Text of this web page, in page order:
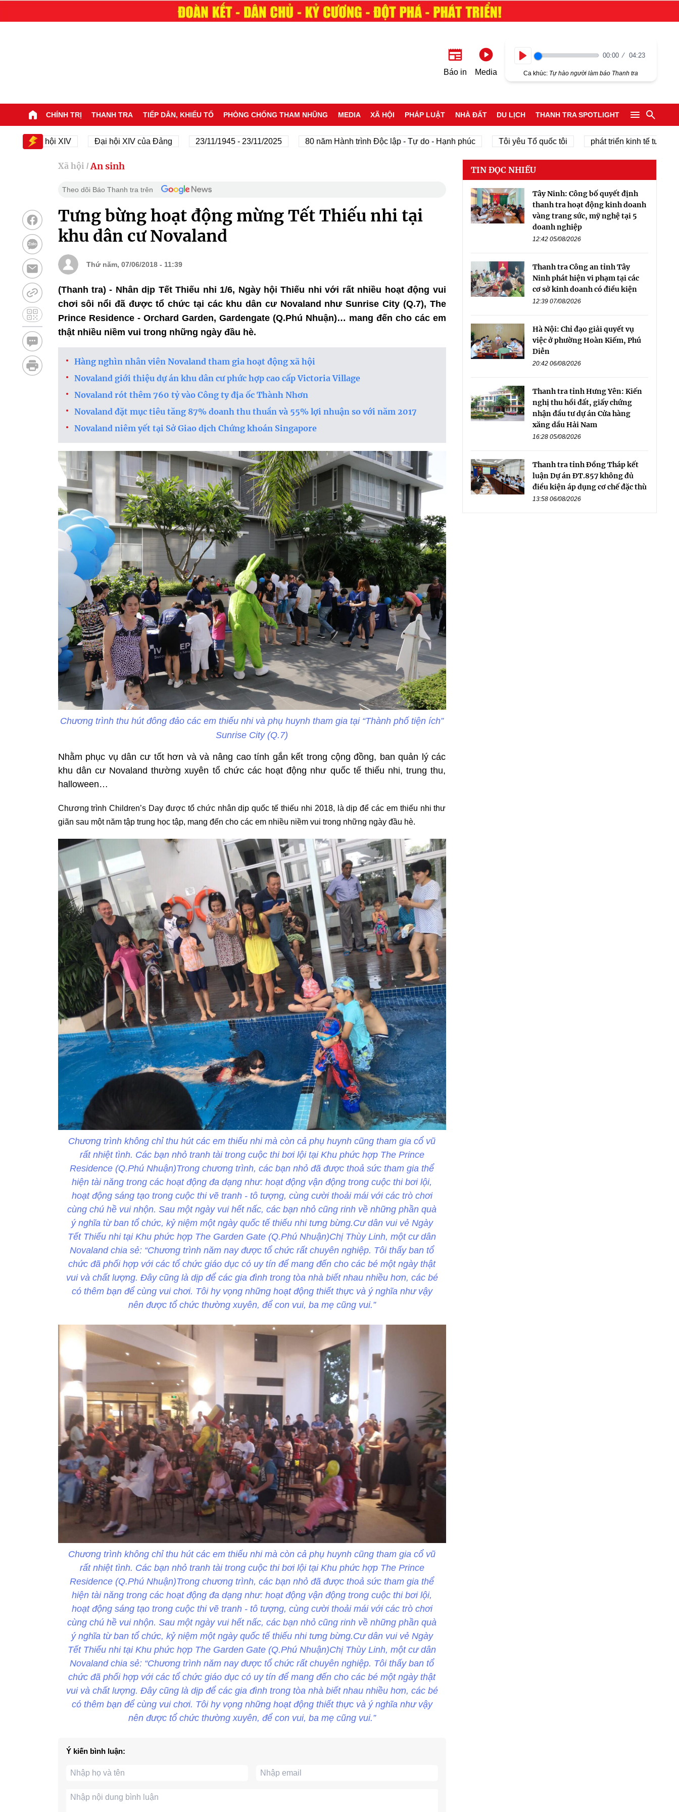
Báo in Media
00:00 04:23
Ca khúc: Tự hào người làm báo Thanh tra
CHÍNH TRỊ THANH TRA TIẾP DÂN, KHIẾU TỐ PHÒNG CHỐNG THAM NHŨNG MEDIA XÃ HỘI PHÁP LUẬT NHÀ ĐẤT DU LỊCH THANH TRA SPOTLIGHT
Đại hội XIV Đại hội XIV của Đảng 23/11/1945 - 23/11/2025 80 năm Hành trình Độc lập - Tự do - Hạnh phúc Tôi yêu Tổ quốc tôi phát triển kinh tế tư nhân
Xã hội / An sinh
Theo dõi Báo Thanh tra trên
Tưng bừng hoạt động mừng Tết Thiếu nhi tại
khu dân cư Novaland
Thứ năm, 07/06/2018 - 11:39
(Thanh tra) - Nhân dịp Tết Thiếu nhi 1/6, Ngày hội Thiếu nhi với rất nhiều hoạt động vui
chơi sôi nổi đã được tổ chức tại các khu dân cư Novaland như Sunrise City (Q.7), The
Prince Residence - Orchard Garden, Gardengate (Q.Phú Nhuận)… mang đến cho các em
thật nhiều niềm vui trong những ngày đầu hè.
Hàng nghìn nhân viên Novaland tham gia hoạt động xã hội
Novaland giới thiệu dự án khu dân cư phức hợp cao cấp Victoria Village
Novaland rót thêm 760 tỷ vào Công ty địa ốc Thành Nhơn
Novaland đặt mục tiêu tăng 87% doanh thu thuần và 55% lợi nhuận so với năm 2017
Novaland niêm yết tại Sở Giao dịch Chứng khoán Singapore
Chương trình thu hút đông đảo các em thiếu nhi và phụ huynh tham gia tại “Thành phố tiện ích”
Sunrise City (Q.7)
Nhằm phục vụ dân cư tốt hơn và và nâng cao tính gắn kết trong cộng đồng, ban quản lý các
khu dân cư Novaland thường xuyên tổ chức các hoạt động như quốc tế thiếu nhi, trung thu,
halloween…
Chương trình Children’s Day được tổ chức nhân dịp quốc tế thiếu nhi 2018, là dịp để các em thiếu nhi thư
giãn sau một năm tập trung học tập, mang đến cho các em nhiều niềm vui trong những ngày đầu hè.
Chương trình không chỉ thu hút các em thiếu nhi mà còn cả phụ huynh cũng tham gia cổ vũ
rất nhiệt tình. Các bạn nhỏ tranh tài trong cuộc thi bơi lội tại Khu phức hợp The Prince
Residence (Q.Phú Nhuận)Trong chương trình, các bạn nhỏ đã được thoả sức tham gia thể
hiện tài năng trong các hoạt động đa dạng như: hoạt động vận động trong cuộc thi bơi lội,
hoạt động sáng tạo trong cuộc thi vẽ tranh - tô tượng, cùng cười thoải mái với các trò chơi
cùng chú hề vui nhộn. Sau một ngày vui hết nấc, các bạn nhỏ cũng rinh về những phần quà
ý nghĩa từ ban tổ chức, kỷ niệm một ngày quốc tế thiếu nhi tưng bừng.Cư dân vui vẻ Ngày
Tết Thiếu nhi tại Khu phức hợp The Garden Gate (Q.Phú Nhuận)Chị Thùy Linh, một cư dân
Novaland chia sẻ: “Chương trình năm nay được tổ chức rất chuyên nghiệp. Tôi thấy ban tổ
chức đã phối hợp với các tổ chức giáo dục có uy tín để mang đến cho các bé một ngày thật
vui và chất lượng. Đây cũng là dịp để các gia đình trong tòa nhà biết nhau nhiều hơn, các bé
có thêm bạn để cùng vui chơi. Tôi hy vọng những hoạt động thiết thực và ý nghĩa như vậy
nên được tổ chức thường xuyên, để con vui, ba mẹ cũng vui.”
Chương trình không chỉ thu hút các em thiếu nhi mà còn cả phụ huynh cũng tham gia cổ vũ
rất nhiệt tình. Các bạn nhỏ tranh tài trong cuộc thi bơi lội tại Khu phức hợp The Prince
Residence (Q.Phú Nhuận)Trong chương trình, các bạn nhỏ đã được thoả sức tham gia thể
hiện tài năng trong các hoạt động đa dạng như: hoạt động vận động trong cuộc thi bơi lội,
hoạt động sáng tạo trong cuộc thi vẽ tranh - tô tượng, cùng cười thoải mái với các trò chơi
cùng chú hề vui nhộn. Sau một ngày vui hết nấc, các bạn nhỏ cũng rinh về những phần quà
ý nghĩa từ ban tổ chức, kỷ niệm một ngày quốc tế thiếu nhi tưng bừng.Cư dân vui vẻ Ngày
Tết Thiếu nhi tại Khu phức hợp The Garden Gate (Q.Phú Nhuận)Chị Thùy Linh, một cư dân
Novaland chia sẻ: “Chương trình năm nay được tổ chức rất chuyên nghiệp. Tôi thấy ban tổ
chức đã phối hợp với các tổ chức giáo dục có uy tín để mang đến cho các bé một ngày thật
vui và chất lượng. Đây cũng là dịp để các gia đình trong tòa nhà biết nhau nhiều hơn, các bé
có thêm bạn để cùng vui chơi. Tôi hy vọng những hoạt động thiết thực và ý nghĩa như vậy
nên được tổ chức thường xuyên, để con vui, ba mẹ cũng vui.”
Ý kiến bình luận:
TIN ĐỌC NHIỀU
Tây Ninh: Công bố quyết định
thanh tra hoạt động kinh doanh
vàng trang sức, mỹ nghệ tại 5
doanh nghiệp
12:42 05/08/2026
Thanh tra Công an tỉnh Tây
Ninh phát hiện vi phạm tại các
cơ sở kinh doanh có điều kiện
12:39 07/08/2026
Hà Nội: Chỉ đạo giải quyết vụ
việc ở phường Hoàn Kiếm, Phú
Diễn
20:42 06/08/2026
Thanh tra tỉnh Hưng Yên: Kiến
nghị thu hồi đất, giấy chứng
nhận đầu tư dự án Cửa hàng
xăng dầu Hải Nam
16:28 05/08/2026
Thanh tra tỉnh Đồng Tháp kết
luận Dự án ĐT.857 không đủ
điều kiện áp dụng cơ chế đặc thù
13:58 06/08/2026